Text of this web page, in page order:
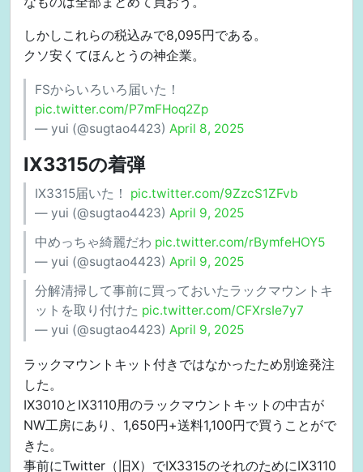
しかしこれらの税込みで8,095円である。
クソ安くてほんとうの神企業。
FSからいろいろ届いた！
pic.twitter.com/P7mFHoq2Zp
— yui (@sugtao4423) April 8, 2025
IX3315の着弾
IX3315届いた！ pic.twitter.com/9ZzcS1ZFvb
— yui (@sugtao4423) April 9, 2025
中めっちゃ綺麗だわ pic.twitter.com/rBymfeHOY5
— yui (@sugtao4423) April 9, 2025
分解清掃して事前に買っておいたラックマウントキ
ットを取り付けた pic.twitter.com/CFXrsIe7y7
— yui (@sugtao4423) April 9, 2025
ラックマウントキット付きではなかったため別途発注
した。
IX3010とIX3110用のラックマウントキットの中古が
NW工房にあり、1,650円+送料1,100円で買うことがで
きた。
事前にTwitter（旧X）でIX3315のそれのためにIX3110